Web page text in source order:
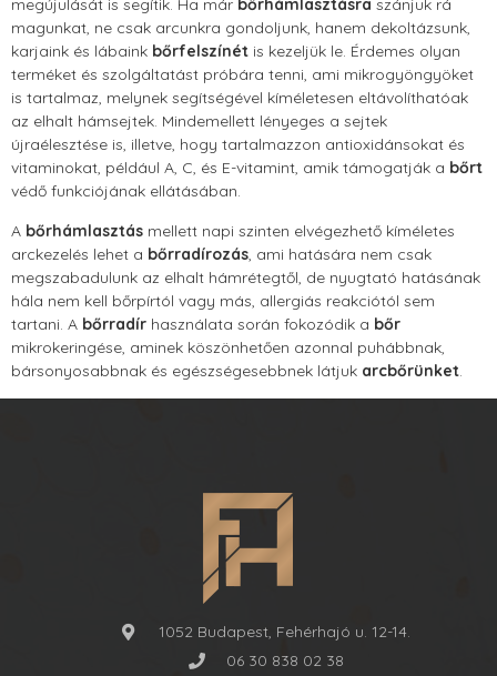
megújulását is segítik. Ha már bőrhámlasztásra szánjuk rá
magunkat, ne csak arcunkra gondoljunk, hanem dekoltázsunk,
karjaink és lábaink bőrfelszínét is kezeljük le. Érdemes olyan
terméket és szolgáltatást próbára tenni, ami mikrogyöngyöket
is tartalmaz, melynek segítségével kíméletesen eltávolíthatóak
az elhalt hámsejtek. Mindemellett lényeges a sejtek
újraélesztése is, illetve, hogy tartalmazzon antioxidánsokat és
vitaminokat, például A, C, és E-vitamint, amik támogatják a bőrt
védő funkciójának ellátásában.
A bőrhámlasztás mellett napi szinten elvégezhető kíméletes
arckezelés lehet a bőrradírozás, ami hatására nem csak
megszabadulunk az elhalt hámrétegtől, de nyugtató hatásának
hála nem kell bőrpírtól vagy más, allergiás reakciótól sem
tartani. A bőrradír használata során fokozódik a bőr
mikrokeringése, aminek köszönhetően azonnal puhábbnak,
bársonyosabbnak és egészségesebbnek látjuk arcbőrünket.
1052 Budapest, Fehérhajó u. 12-14.
06 30 838 02 38